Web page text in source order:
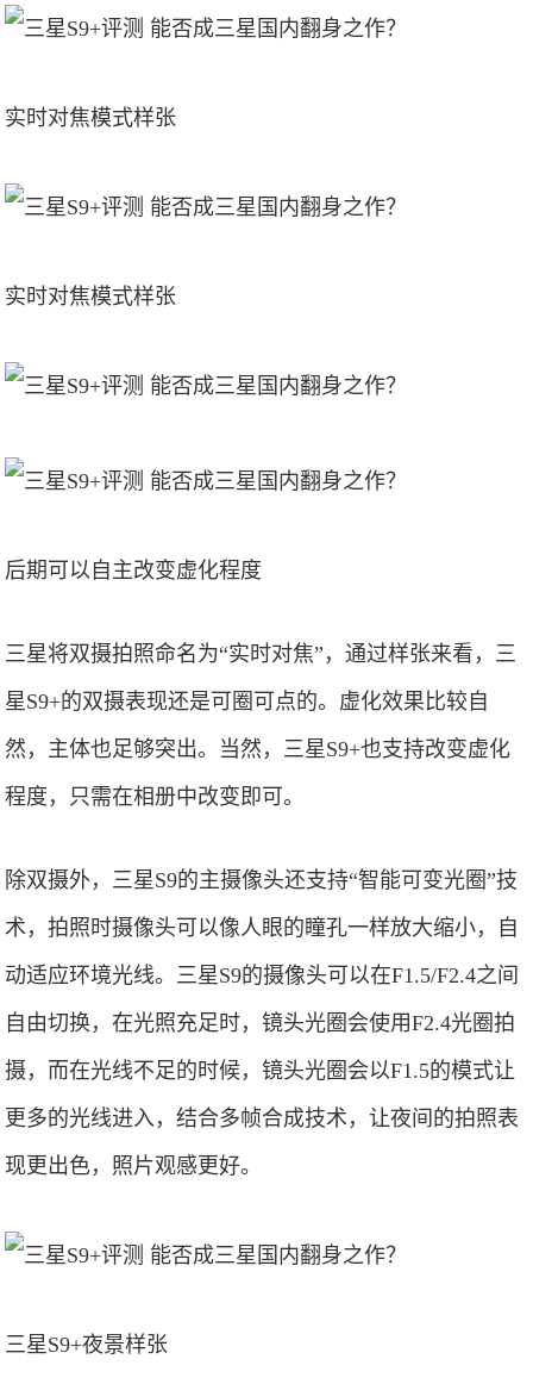
实时对焦模式样张
实时对焦模式样张
后期可以自主改变虚化程度
三星将双摄拍照命名为“实时对焦”，通过样张来看，三
星S9+的双摄表现还是可圈可点的。虚化效果比较自
然，主体也足够突出。当然，三星S9+也支持改变虚化
程度，只需在相册中改变即可。
除双摄外，三星S9的主摄像头还支持“智能可变光圈”技
术，拍照时摄像头可以像人眼的瞳孔一样放大缩小，自
动适应环境光线。三星S9的摄像头可以在F1.5/F2.4之间
自由切换，在光照充足时，镜头光圈会使用F2.4光圈拍
摄，而在光线不足的时候，镜头光圈会以F1.5的模式让
更多的光线进入，结合多帧合成技术，让夜间的拍照表
现更出色，照片观感更好。
三星S9+夜景样张